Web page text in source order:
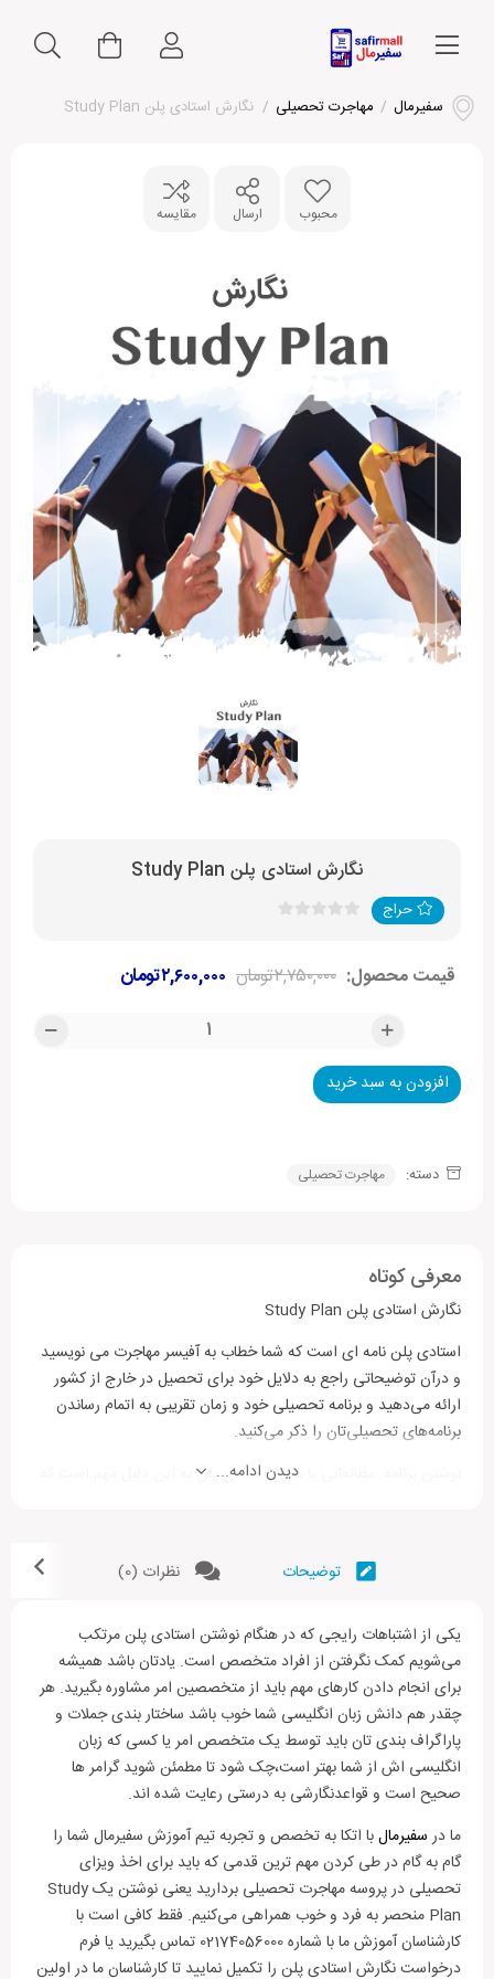
سفیرمال / مهاجرت تحصیلی / نگارش استادی پلن Study Plan
محبوب ارسال مقایسه
نگارش استادی پلن Study Plan
حراج
قیمت محصول: تومان۲,۷۵۰,۰۰۰ تومان۲,۶۰۰,۰۰۰
افزودن به سبد خرید
دسته: مهاجرت تحصیلی
معرفی کوتاه
نگارش استادی پلن Study Plan
استادی پلن نامه ای است که شما خطاب به آفیسر مهاجرت می نویسید
و درآن توضیحاتی راجع به دلایل خود برای تحصیل در خارج از کشور
ارائه می‌دهید و برنامه تحصیلی خود و زمان تقریبی به اتمام رساندن
برنامه‌های تحصیلی‌تان را ذکر می‌کنید.
نوشتن برنامه مطالعاتی یا همان استادی پلن به این دلیل مهم است که
مهم است. آنها باید اطلاعات دقیقی داشته باشند تا قانع شوند که شما
دارید تا برای شما ویزای تحصیلی صادر کنند.
برای نوشتن یک استادی پلن موفق شما باید به سوالاتی از این دست
پاسخ دهید:
1.چرا مایل هستید در کشور انتخابی تحصیل کنید؟
2.هدف اصلی شما از ادامه تحصیل چیست؟
3.چرا در کشور خودتان مایل به ادامه ی فعالیت تحصیلی و علمی
نیستید؟
4.چه جست وجوهایی در کشور خود برای گذراندن دوره ی تحصیلی
مشابه انجام داده اید؟
6.دوره ی مدنظرتان در کشور مقصد چه فواید کاری و حرفه ای در آینده
برای شما دارد؟
دیدن ادامه...
توضیحات نظرات (0)
یکی از اشتباهات رایجی که در هنگام نوشتن استادی پلن مرتکب
می‌شویم کمک نگرفتن از افراد متخصص است. یادتان باشد همیشه
برای انجام دادن کارهای مهم باید از متخصصین امر مشاوره بگیرید. هر
چقدر هم دانش زبان انگلیسی شما خوب باشد ساختار بندی جملات و
پاراگراف بندی تان باید توسط یک متخصص امر یا کسی که زبان
انگلیسی اش از شما بهتر است،چک شود تا مطمئن شوید گرامر ها
صحیح است و قواعدنگارشی به درستی رعایت شده اند.
ما در سفیرمالبا اتکا به تخصص و تجربه تیم آموزش سفیرمال شما را
گام به گام در طی کردن مهم ترین قدمی که باید برای اخذ ویزای
تحصیلی در پروسه مهاجرت تحصیلی بردارید یعنی نوشتن یک Study
Plan منحصر به فرد و خوب همراهی می‌کنیم. فقط کافی است با
کارشناسان آموزش ما با شماره 02174056000 تماس بگیرید یا فرم
درخواست نگارش استادی پلن را تکمیل نمایید تا کارشناسان ما در اولین